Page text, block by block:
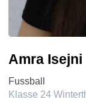
Amra Isejni
Fussball
Klasse 24